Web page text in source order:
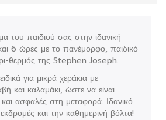
του παιδιού σας στην ιδανική
6 ώρες με το πανέμορφο, παιδικό
θερμός της Stephen Joseph.
για μικρά χεράκια με
και καλαμάκι, ώστε να είναι
ασφαλές στη μεταφορά. Ιδανικό
και την καθημερινή βόλτα!